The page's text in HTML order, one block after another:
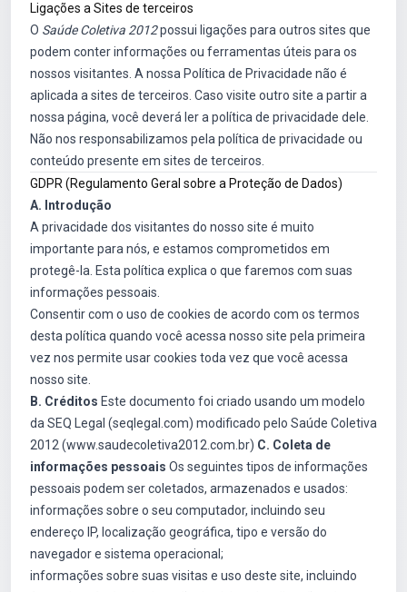
Ligações a Sites de terceiros
O Saúde Coletiva 2012possui ligações para outros sites que
podem conter informações ou ferramentas úteis para os
nossos visitantes. A nossa Política de Privacidade não é
aplicada a sites de terceiros. Caso visite outro site a partir a
nossa página, você deverá ler a política de privacidade dele.
Não nos responsabilizamos pela política de privacidade ou
conteúdo presente em sites de terceiros.
GDPR (Regulamento Geral sobre a Proteção de Dados)
A. Introdução
A privacidade dos visitantes do nosso site é muito
importante para nós, e estamos comprometidos em
protegê-la. Esta política explica o que faremos com suas
informações pessoais.
Consentir com o uso de cookies de acordo com os termos
desta política quando você acessa nosso site pela primeira
vez nos permite usar cookies toda vez que você acessa
nosso site.
B. Créditos Este documento foi criado usando um modelo
da SEQ Legal (seqlegal.com) modificado pelo Saúde Coletiva
2012 (www.saudecoletiva2012.com.br) C. Coleta de
informações pessoais Os seguintes tipos de informações
pessoais podem ser coletados, armazenados e usados:
informações sobre o seu computador, incluindo seu
endereço IP, localização geográfica, tipo e versão do
navegador e sistema operacional;
informações sobre suas visitas e uso deste site, incluindo